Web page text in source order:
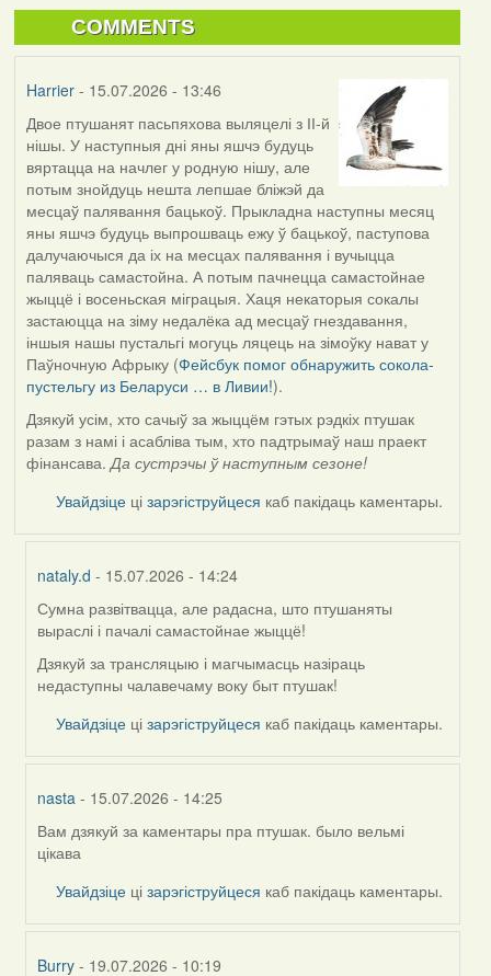
COMMENTS
Harrier- 15.07.2026 - 13:46
Двое птушанят пасьпяхова выляцелі з ІІ-й
нішы. У наступныя дні яны яшчэ будуць
вяртацца на начлег у родную нішу, але
потым знойдуць нешта лепшае бліжэй да
месцаў палявання бацькоў. Прыкладна наступны месяц
яны яшчэ будуць выпрошваць ежу ў бацькоў, паступова
далучаючыся да іх на месцах палявання і вучыцца
паляваць самастойна. А потым пачнецца самастойнае
жыццё і восеньская міграцыя. Хаця некаторыя сокалы
застаюцца на зіму недалёка ад месцаў гнездавання,
іншыя нашы пустальгі могуць ляцець на зімоўку нават у
Паўночную Афрыку (Фейсбук помог обнаружить сокола-
пустельгу из Беларуси … в Ливии!).
Дзякуй усім, хто сачыў за жыццём гэтых рэдкіх птушак
разам з намі і асабліва тым, хто падтрымаў наш праект
фінансава. Да сустрэчы ў наступным сезоне!
Увайдзіце цізарэгіструйцеся каб пакідаць каментары.
nataly.d - 15.07.2026 - 14:24
In
reply
to
by
Сумна развітвацца, але радасна, што птушаняты
выраслі і пачалі самастойнае жыццё!
Дзякуй за трансляцыю і магчымасць назіраць
недаступны чалавечаму воку быт птушак!
Увайдзіце цізарэгіструйцеся каб пакідаць каментары.
nasta - 15.07.2026 - 14:25
In
reply
Harrier
Вам дзякуй за каментары пра птушак. было вельмі
цікава
Увайдзіце цізарэгіструйцеся каб пакідаць каментары.
Burry - 19.07.2026 - 10:19